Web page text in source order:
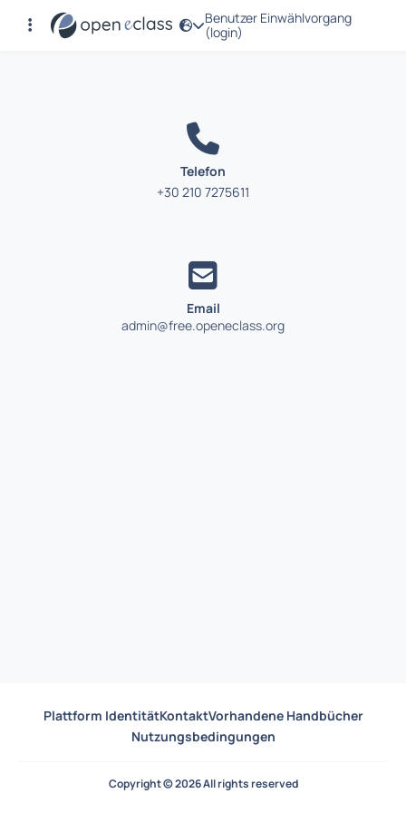
Benutzer Einwählvorgang
(login)
Kontakt
Telefon
+30 210 7275611
Email
admin@free.openeclass.org
Plattform IdentitätKontaktVorhandene Handbücher
Nutzungsbedingungen
Copyright © 2026 All rights reserved